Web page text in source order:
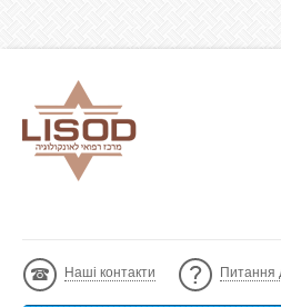
Наші контакти Питання